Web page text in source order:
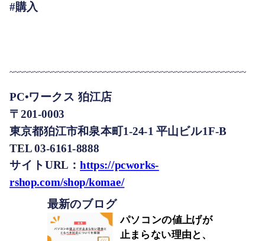
#購入
~~~~~~~~~~~~~~~~~~~~~~~~~~~~~~~~~~~~~~~~~~~~~~~~~~
PC•ワークス 狛江店
〒201-0003
東京都狛江市和泉本町1-24-1 平山ビル1F-B
TEL 03-6161-8888
サイトURL：https://pcworks-
rshop.com/shop/komae/
最新のブログ
パソコンの値上げが
止まらない理由と、